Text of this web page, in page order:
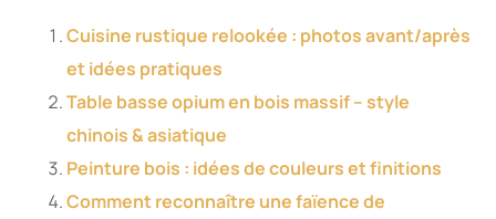
Cuisine rustique relookée : photos avant/après
et idées pratiques
Table basse opium en bois massif – style
chinois & asiatique
Peinture bois : idées de couleurs et finitions
Comment reconnaître une faïence de